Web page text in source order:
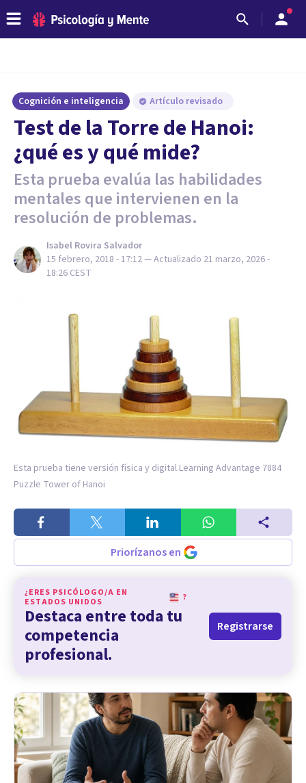
Cognición e inteligencia Artículo revisado
Test de la Torre de Hanoi:
¿qué es y qué mide?
Esta prueba evalúa las habilidades
mentales que intervienen en la
resolución de problemas.
Isabel Rovira Salvador
15 febrero, 2018 - 17:12— Actualizado 21 marzo, 2026 -
18:26 CEST
Esta prueba tiene versión física y digital.Learning Advantage 7884
Puzzle Tower of Hanoi
Priorízanos en
¿ERES PSICÓLOGO/A EN
ESTADOS UNIDOS
?
Destaca entre toda tu
competencia
profesional.
Registrarse